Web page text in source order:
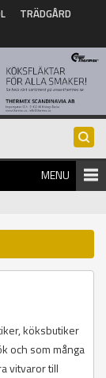
TRÄDGÅRD
MENU
köksbutiker
och som många
vitvaror till